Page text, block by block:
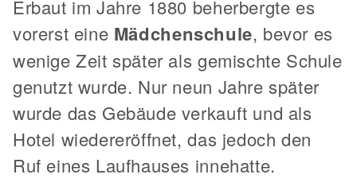
Erbaut im Jahre 1880 beherbergte es
vorerst eine Mädchenschule, bevor es
wenige Zeit später als gemischte Schule
genutzt wurde. Nur neun Jahre später
wurde das Gebäude verkauft und als
Hotel wiedereröffnet, das jedoch den
Ruf eines Laufhauses innehatte.